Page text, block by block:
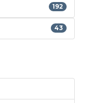
192
43